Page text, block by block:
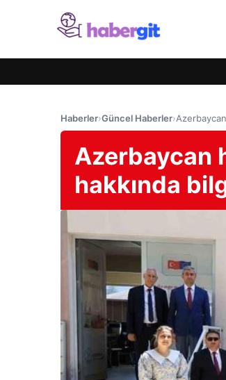
Haberler›Güncel Haberler›
Azerbaycan
hakkında